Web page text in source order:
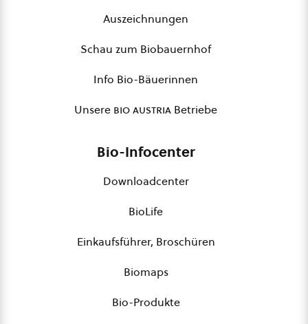
Auszeichnungen
Schau zum Biobauernhof
Info Bio-Bäuerinnen
Unsere bio austria Betriebe
Bio-Infocenter
Downloadcenter
BioLife
Einkaufsführer, Broschüren
Biomaps
Bio-Produkte